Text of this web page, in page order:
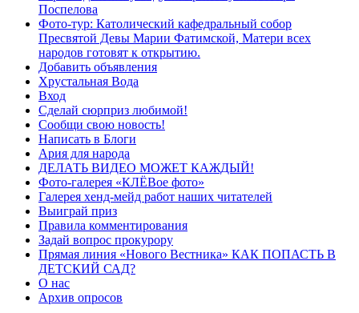
Поспелова
Фото-тур: Католический кафедральный собор
Пресвятой Девы Марии Фатимской, Матери всех
народов готовят к открытию.
Добавить объявления
Хрустальная Вода
Вход
Сделай сюрприз любимой!
Сообщи свою новость!
Написать в Блоги
Ария для народа
ДЕЛАТЬ ВИДЕО МОЖЕТ КАЖДЫЙ!
Фото-галерея «КЛЁВое фото»
Галерея хенд-мейд работ наших читателей
Выиграй приз
Правила комментирования
Задай вопрос прокурору
Прямая линия «Нового Вестника» КАК ПОПАСТЬ В
ДЕТСКИЙ САД?
О нас
Архив опросов